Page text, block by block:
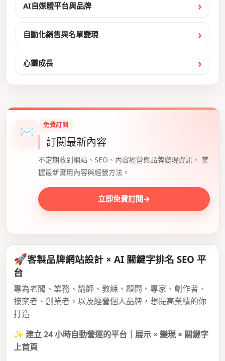
AI自媒體平台與品牌
自動化銷售與名單變現
心靈成長
✉ 免費訂閱
訂閱最新內容
不定期收到網站、SEO、內容經營與品牌變現資訊， 掌
握最新實用內容與經營方法。
立即免費訂閱→
🚀客製品牌網站設計 × AI 關鍵字排名 SEO 平
台
專為老闆、業務、講師、教練、顧問、專家、創作者、
接案者、創業者，以及經營個人品牌，想提高業績的你
打造
✨ 建立 24 小時自動營運的平台｜展示 × 變現 × 關鍵字
上首頁